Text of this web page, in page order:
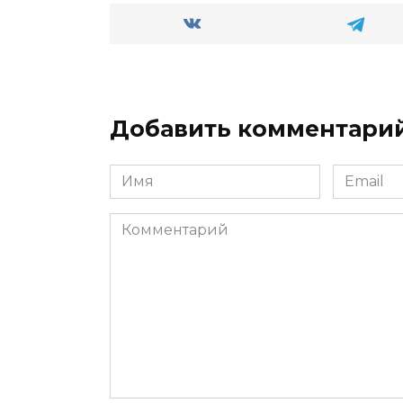
Добавить
Имя
*
Email
*
Комментарий